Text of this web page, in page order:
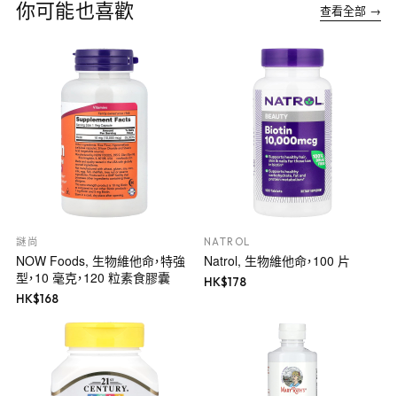
你可能也喜歡 查看全部 →
謎尚
NOW Foods, 生物維他命，特強
型，10 毫克，120 粒素食膠囊
HK$168
NATROL
Natrol, 生物維他命，100 片
HK$178